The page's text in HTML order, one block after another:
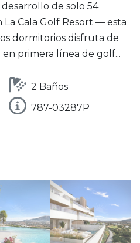
de solo 54
Cala Golf Resort — esta
dormitorios disfruta de
primera línea de golf...
2 Baños
787-03287P